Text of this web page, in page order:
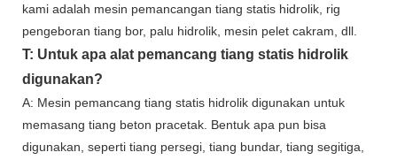
kami adalah mesin pemancangan tiang statis hidrolik, rig
pengeboran tiang bor, palu hidrolik, mesin pelet cakram, dll.
T: Untuk apa alat pemancang tiang statis hidrolik
digunakan?
A: Mesin pemancang tiang statis hidrolik digunakan untuk
memasang tiang beton pracetak. Bentuk apa pun bisa
digunakan, seperti tiang persegi, tiang bundar, tiang segitiga,